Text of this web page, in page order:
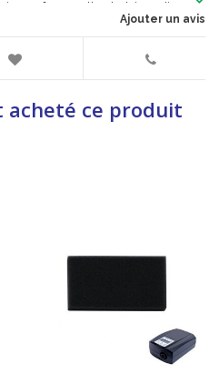
Geef aan welke druk je nodig
meteen beantwoord.Ajouter un avis
acheté ce produit